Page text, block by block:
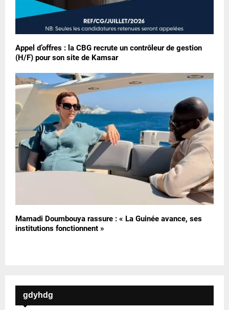
Appel d’offres : la CBG recrute un contrôleur de gestion
(H/F) pour son site de Kamsar
Mamadi Doumbouya rassure : « La Guinée avance, ses
institutions fonctionnent »
gdyhdg